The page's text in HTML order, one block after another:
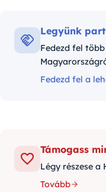
Legyünk
Fedezd fel
Fedezd fel a
Támogass
Légy részese a
Tovább